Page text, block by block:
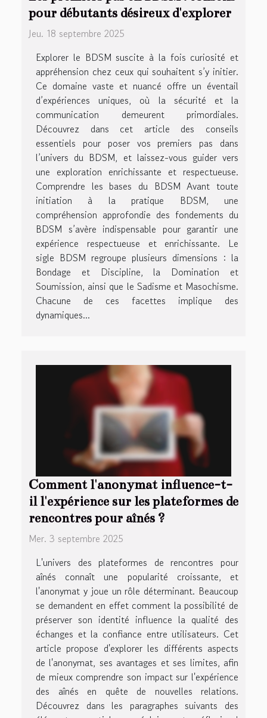
pour débutants désireux d'explorer
Jeu. 18 septembre 2025
Explorer le BDSM suscite à la fois curiosité et
appréhension chez ceux qui souhaitent s’y initier.
Ce domaine vaste et nuancé offre un éventail
d’expériences uniques, où la sécurité et la
communication demeurent primordiales.
Découvrez dans cet article des conseils
essentiels pour poser vos premiers pas dans
l’univers du BDSM, et laissez-vous guider vers
une exploration enrichissante et respectueuse.
Comprendre les bases du BDSM Avant toute
initiation à la pratique BDSM, une
compréhension approfondie des fondements du
BDSM s’avère indispensable pour garantir une
expérience respectueuse et enrichissante. Le
sigle BDSM regroupe plusieurs dimensions : la
Bondage et Discipline, la Domination et
Soumission, ainsi que le Sadisme et Masochisme.
Chacune de ces facettes implique des
dynamiques...
Comment l'anonymat influence-t-
il l'expérience sur les plateformes de
rencontres pour aînés ?
Mer. 3 septembre 2025
L'univers des plateformes de rencontres pour
aînés connaît une popularité croissante, et
l'anonymat y joue un rôle déterminant. Beaucoup
se demandent en effet comment la possibilité de
préserver son identité influence la qualité des
échanges et la confiance entre utilisateurs. Cet
article propose d'explorer les différents aspects
de l'anonymat, ses avantages et ses limites, afin
de mieux comprendre son impact sur l'expérience
des aînés en quête de nouvelles relations.
Découvrez dans les paragraphes suivants des